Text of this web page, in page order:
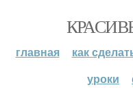
главная как
уроки